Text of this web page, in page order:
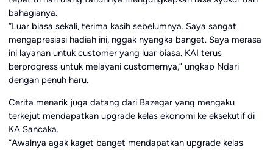
bahagianya.
“Luar biasa sekali, terima kasih sebelumnya. Saya sangat
mengapresiasi hadiah ini, nggak nyangka banget. Saya merasa
ini layanan untuk customer yang luar biasa. KAI terus
berprogress untuk melayani customernya,” ungkap Ndari
dengan penuh haru.
Cerita menarik juga datang dari Bazegar yang mengaku
terkejut mendapatkan upgrade kelas ekonomi ke eksekutif di
KA Sancaka.
“Awalnya agak kaget banget mendapatkan upgrade kelas